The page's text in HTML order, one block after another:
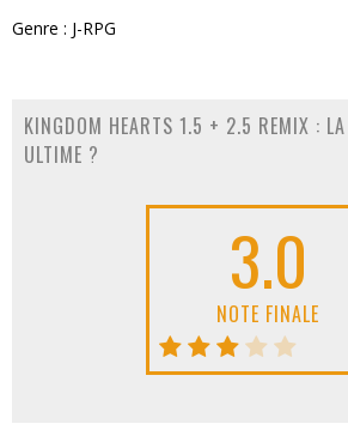
Genre : J-RPG
KINGDOM HEARTS 1.5 + 2.5 REMIX :
ULTIME ?
3.0
NOTE FINALE